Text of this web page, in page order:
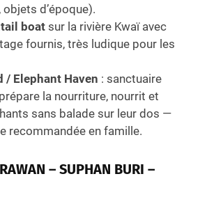
d’époque).
boat sur la rivière Kwaï avec
fournis, très ludique pour les
/ Elephant Haven : sanctuaire
la nourriture, nourrit et
sans balade sur leur dos —
recommandée en famille.
– SUPHAN BURI –